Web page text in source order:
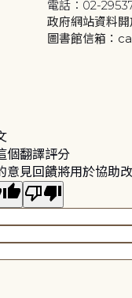
電話：02-
政府網站資料
圖書館信箱：
個翻譯評分
意見回饋將用於協助